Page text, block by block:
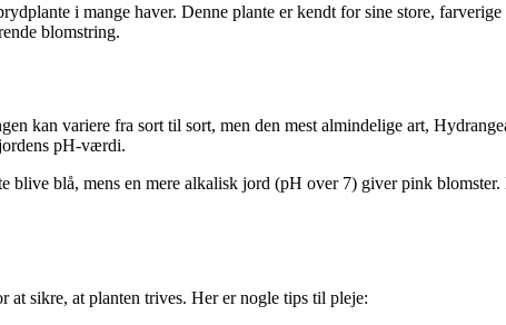
i mange haver. Denne plante er kendt for sine store,
blomstring.
kan variere fra sort til sort, men den mest almindelige art,
pH-værdi.
blå, mens en mere alkalisk jord (pH over 7) giver pink
sikre, at planten trives. Her er nogle tips til pleje: